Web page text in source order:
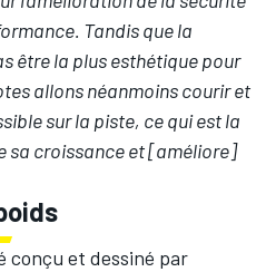
Tandis que la
être la plus esthétique pour
allons néanmoins courir et
sur la piste, ce qui est la
sa croissance et [améliore]
conçu et dessiné par